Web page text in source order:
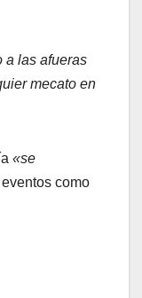
a las afueras
mecato en
«se
como